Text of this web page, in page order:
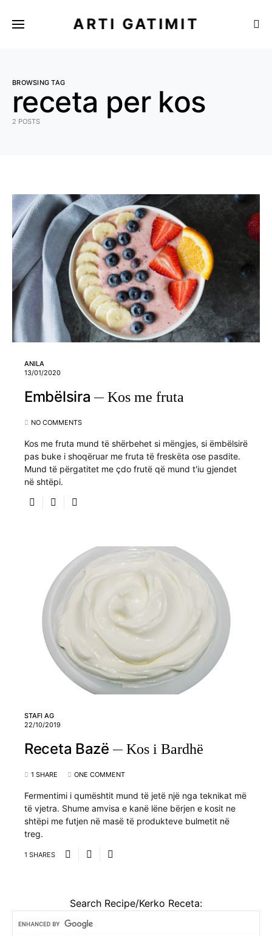
ARTI GATIMIT
BROWSING TAG
receta per kos
2 POSTS
ANILA
13/01/2020
Embëlsira Kos me fruta
NO COMMENTS
Kos me fruta mund të shërbehet si mëngjes, si ëmbëlsirë
pas buke i shoqëruar me fruta të freskëta ose pasdite.
Mund të përgatitet me çdo frutë që mund t'iu gjendet
në shtëpi.
STAFI AG
22/10/2019
Receta Bazë Kos i Bardhë
1 SHARE ONE COMMENT
Fermentimi i qumështit mund të jetë një nga teknikat më
të vjetra. Shume amvisa e kanë lëne bërjen e kosit ne
shtëpi me futjen në masë të produkteve bulmetit në
treg.
1 SHARES
Search Recipe/Kerko Receta: